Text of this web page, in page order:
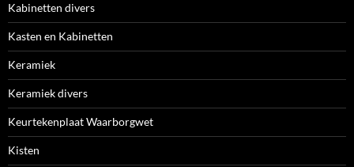
Kabinetten divers
Kasten en Kabinetten
Keramiek
Keramiek divers
Keurtekenplaat Waarborgwet
Kisten